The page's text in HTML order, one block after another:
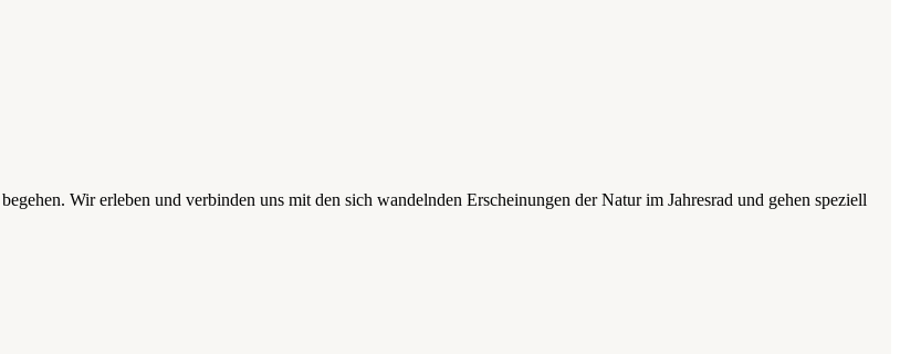
Wir erleben und verbinden uns mit den sich wandelnden Erscheinungen der Natur im Jahresrad und gehen speziell